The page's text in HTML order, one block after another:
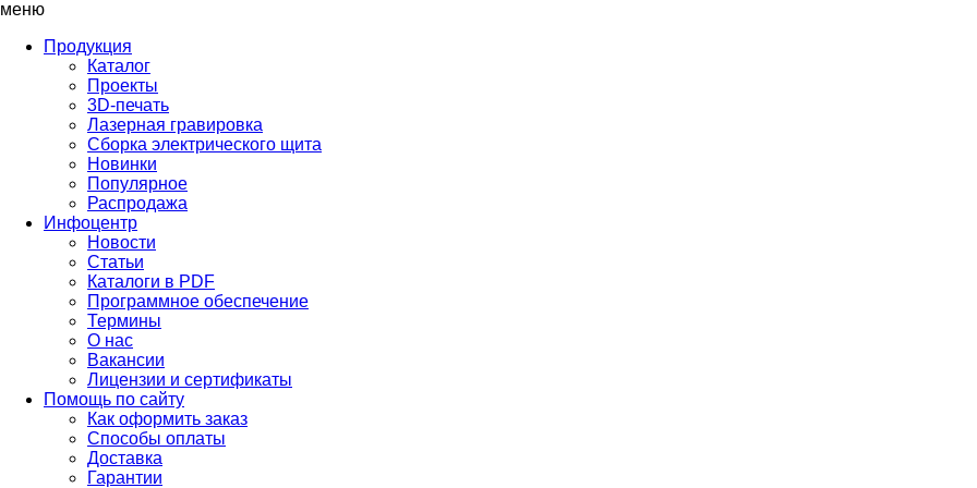
меню
Продукция
Каталог
Проекты
3D-печать
Лазерная гравировка
Сборка электрического щита
Новинки
Популярное
Распродажа
Инфоцентр
Новости
Статьи
Каталоги в PDF
Программное обеспечение
Термины
О нас
Вакансии
Лицензии и сертификаты
Помощь по сайту
Как оформить заказ
Способы оплаты
Доставка
Гарантии